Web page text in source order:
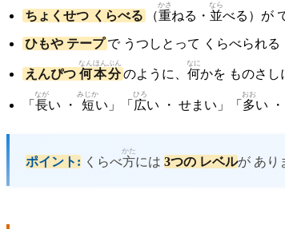
ちょくせつ くらべる （重
かさ
ねる・ 並
なら
べる）が
ひもや テープ で うつしとって くらべられる
えんぴつ 何
なん
本
ほん
分
ぶん
のように、 何
なに
かを ものさし
「 長
なが
い ・ 短
みじか
い」「 広
ひろ
い ・ せまい」「 多
おお
い ・
ポイント: くらべ方
かた
には 3つの レベルが あり